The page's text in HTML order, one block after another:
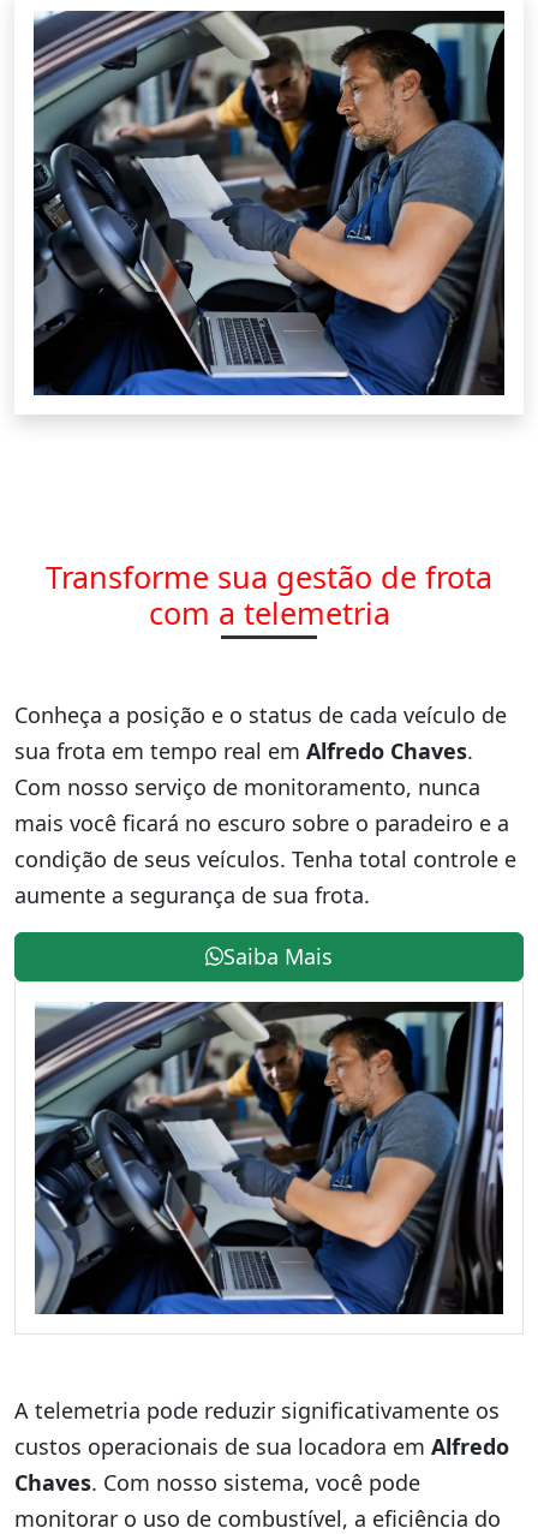
Transforme sua gestão de frota
com a telemetria
Conheça a posição e o status de cada veículo de
sua frota em tempo real em Alfredo Chaves.
Com nosso serviço de monitoramento, nunca
mais você ficará no escuro sobre o paradeiro e a
condição de seus veículos. Tenha total controle e
aumente a segurança de sua frota.
Saiba Mais
A telemetria pode reduzir significativamente os
custos operacionais de sua locadora em Alfredo
Chaves. Com nosso sistema, você pode
monitorar o uso de combustível, a eficiência do